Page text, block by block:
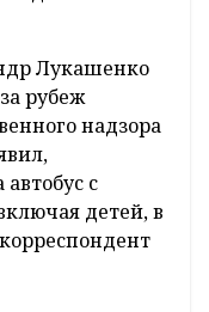
Лукашенко
рубеж
надзора
с
детей, в